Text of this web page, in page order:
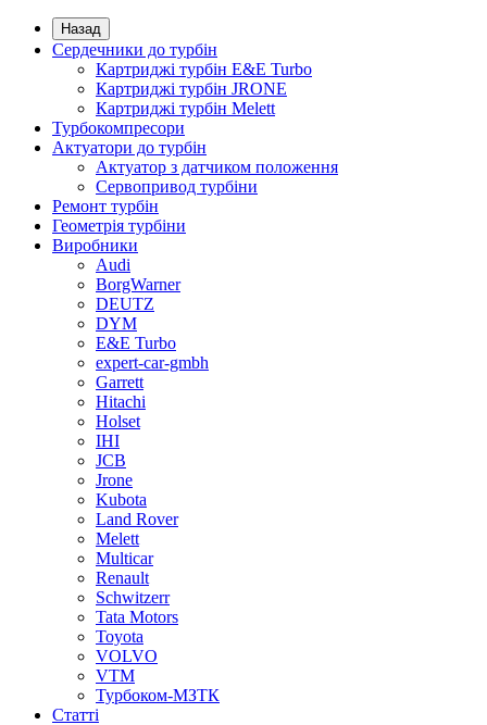
Назад
Сердечники до турбін
Картриджі турбін E&E Turbo
Картриджі турбін JRONE
Картриджі турбін Melett
Турбокомпресори
Актуатори до турбін
Актуатор з датчиком положення
Сервопривод турбіни
Ремонт турбін
Геометрія турбіни
Виробники
Audi
BorgWarner
DEUTZ
DYM
E&E Turbo
expert-car-gmbh
Garrett
Hitachi
Holset
IHI
JCB
Jrone
Kubota
Land Rover
Melett
Multicar
Renault
Schwitzerr
Tata Motors
Toyota
VOLVO
VTM
Турбоком-МЗТК
Статті